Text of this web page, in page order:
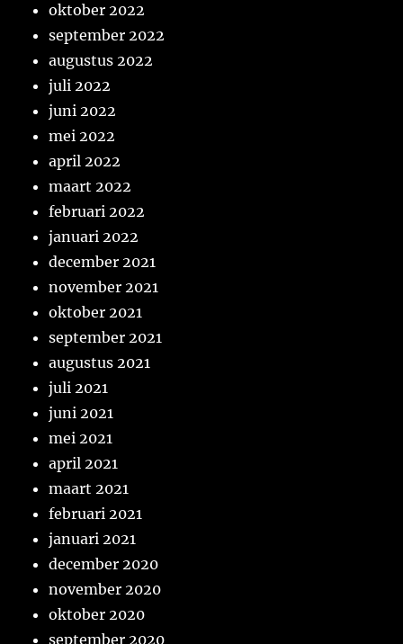
oktober 2022
september 2022
augustus 2022
juli 2022
juni 2022
mei 2022
april 2022
maart 2022
februari 2022
januari 2022
december 2021
november 2021
oktober 2021
september 2021
augustus 2021
juli 2021
juni 2021
mei 2021
april 2021
maart 2021
februari 2021
januari 2021
december 2020
november 2020
oktober 2020
september 2020